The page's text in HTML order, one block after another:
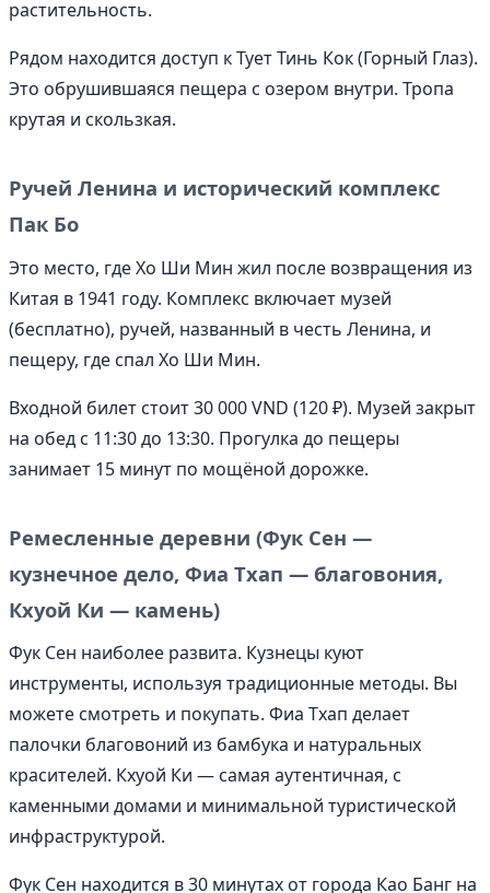
растительность.
Рядом находится доступ к Тует Тинь Кок (Горный Глаз).
Это обрушившаяся пещера с озером внутри. Тропа
крутая и скользкая.
Ручей Ленина и исторический комплекс
Пак Бо
Это место, где Хо Ши Мин жил после возвращения из
Китая в 1941 году. Комплекс включает музей
(бесплатно), ручей, названный в честь Ленина, и
пещеру, где спал Хо Ши Мин.
Входной билет стоит 30 000 VND (120 ₽). Музей закрыт
на обед с 11:30 до 13:30. Прогулка до пещеры
занимает 15 минут по мощёной дорожке.
Ремесленные деревни (Фук Сен —
кузнечное дело, Фиа Тхап — благовония,
Кхуой Ки — камень)
Фук Сен наиболее развита. Кузнецы куют
инструменты, используя традиционные методы. Вы
можете смотреть и покупать. Фиа Тхап делает
палочки благовоний из бамбука и натуральных
красителей. Кхуой Ки — самая аутентичная, с
каменными домами и минимальной туристической
инфраструктурой.
Фук Сен находится в 30 минутах от города Као Банг на